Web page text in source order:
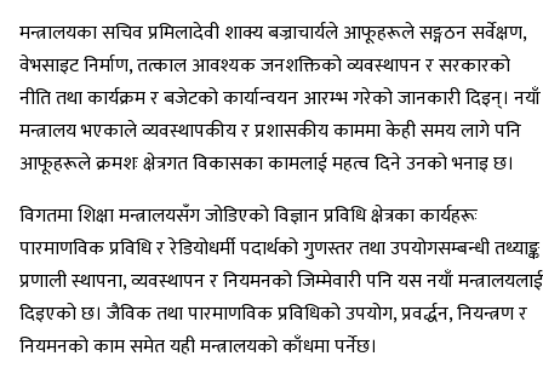
मन्त्रालयका सचिव प्रमिलादेवी शाक्य बज्राचार्यले आफूहरूले सङ्गठन सर्वेक्षण,
वेभसाइट निर्माण, तत्काल आवश्यक जनशक्तिको व्यवस्थापन र सरकारको
नीति तथा कार्यक्रम र बजेटको कार्यान्वयन आरम्भ गरेको जानकारी दिइन्। नयाँ
मन्त्रालय भएकाले व्यवस्थापकीय र प्रशासकीय काममा केही समय लागे पनि
आफूहरूले क्रमशः क्षेत्रगत विकासका कामलाई महत्व दिने उनको भनाइ छ।
विगतमा शिक्षा मन्त्रालयसँग जोडिएको विज्ञान प्रविधि क्षेत्रका कार्यहरूः
पारमाणविक प्रविधि र रेडियोधर्मी पदार्थको गुणस्तर तथा उपयोगसम्बन्धी तथ्याङ्क
प्रणाली स्थापना, व्यवस्थापन र नियमनको जिम्मेवारी पनि यस नयाँ मन्त्रालयलाई
दिइएको छ। जैविक तथा पारमाणविक प्रविधिको उपयोग, प्रवर्द्धन, नियन्त्रण र
नियमनको काम समेत यही मन्त्रालयको काँधमा पर्नेछ।